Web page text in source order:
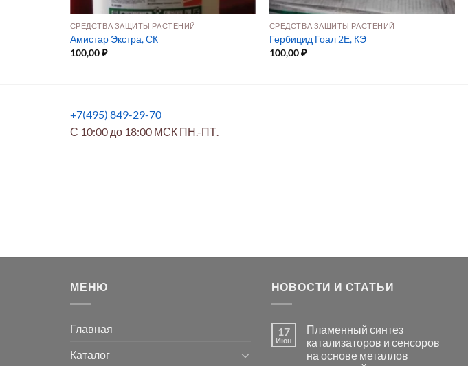
СРЕДСТВА ЗАЩИТЫ РАСТЕНИЙ
Амистар Экстра, СК
100,00₽
СРЕДСТВА ЗАЩИТЫ РАСТЕНИЙ
Гербицид Гоал 2Е, КЭ
100,00₽
+7(495) 849-29-70
С 10:00 до 18:00 МСК ПН.-ПТ.
МЕНЮ
Главная
Каталог
НОВОСТИ И СТАТЬИ
17
Июн
Пламенный синтез
катализаторов и сенсоров
на основе металлов